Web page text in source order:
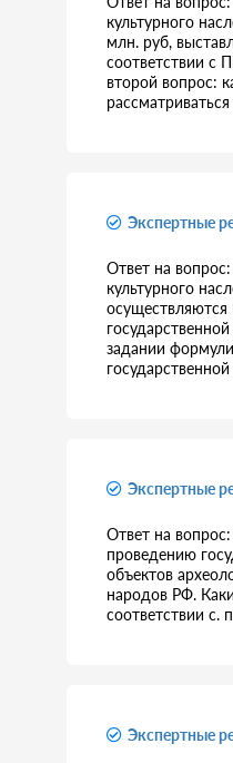
культурного
млн. руб,
соответствии с
второй вопрос:
Экспертные
Ответ на
культурного
задании
Экспертные
Ответ на
проведению
объектов
народов РФ.
соответствии с.
Экспертные